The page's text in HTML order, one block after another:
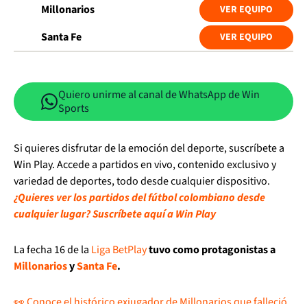
Millonarios VER EQUIPO
Santa Fe VER EQUIPO
Quiero unirme al canal de WhatsApp de Win
Sports
Si quieres disfrutar de la emoción del deporte, suscríbete a
Win Play. Accede a partidos en vivo, contenido exclusivo y
variedad de deportes, todo desde cualquier dispositivo.
¿Quieres ver los partidos del fútbol colombiano desde
cualquier lugar? Suscríbete aquí a Win Play
La fecha 16 de la Liga BetPlaytuvo como protagonistas a
MillonariosySanta Fe.